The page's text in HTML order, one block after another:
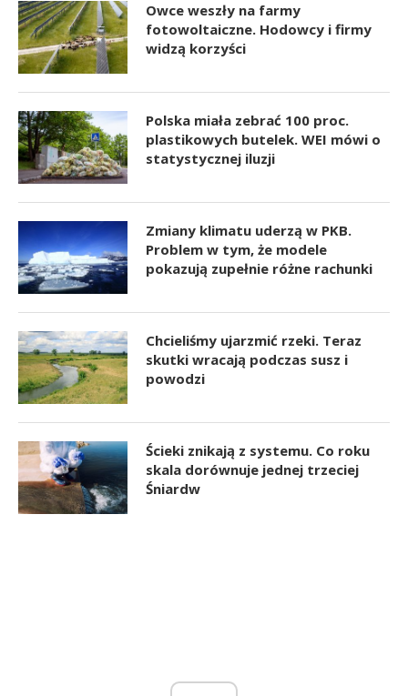
Owce weszły na farmy
fotowoltaiczne. Hodowcy i firmy
widzą korzyści
Polska miała zebrać 100 proc.
plastikowych butelek. WEI mówi o
statystycznej iluzji
Zmiany klimatu uderzą w PKB.
Problem w tym, że modele
pokazują zupełnie różne rachunki
Chcieliśmy ujarzmić rzeki. Teraz
skutki wracają podczas susz i
powodzi
Ścieki znikają z systemu. Co roku
skala dorównuje jednej trzeciej
Śniardw